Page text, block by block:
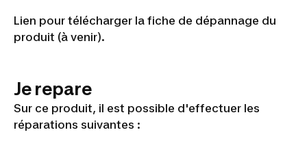
Lien pour télécharger la fiche de dépannage du
produit (à venir).
Je repare
Sur ce produit, il est possible d'effectuer les
réparations suivantes :